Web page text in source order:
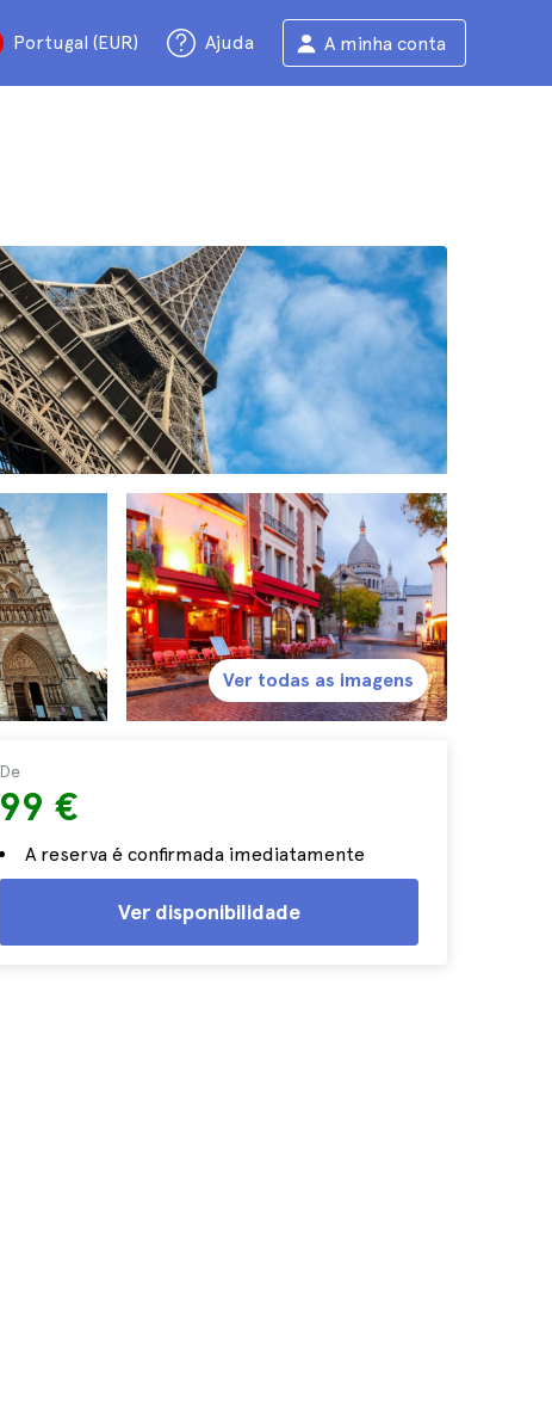
Portugal (EUR) Ajuda A minha conta
De
99 €
A reserva é confirmada imediatamente
Ver disponibilidade
Ver todas as imagens